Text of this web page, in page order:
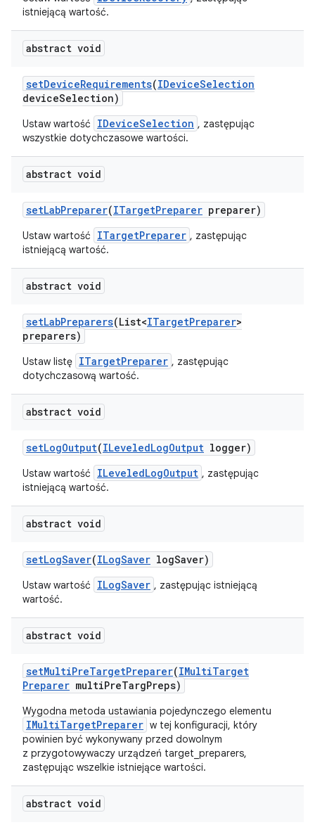
istniejącą wartość.
abstract void
setDeviceRequirements(IDeviceSelection
deviceSelection)
Ustaw wartość IDeviceSelection , zastępując
wszystkie dotychczasowe wartości.
abstract void
setLabPreparer(ITargetPreparer preparer)
Ustaw wartość ITargetPreparer , zastępując
istniejącą wartość.
abstract void
setLabPreparers(List<ITargetPreparer>
preparers)
Ustaw listę ITargetPreparer , zastępując
dotychczasową wartość.
abstract void
setLogOutput(ILeveledLogOutput logger)
Ustaw wartość ILeveledLogOutput , zastępując
istniejącą wartość.
abstract void
setLogSaver(ILogSaver logSaver)
Ustaw wartość ILogSaver , zastępując istniejącą
wartość.
abstract void
setMultiPreTargetPreparer(IMultiTarget
Preparer multiPreTargPreps)
Wygodna metoda ustawiania pojedynczego elementu
IMultiTargetPreparer w tej konfiguracji, który
powinien być wykonywany przed dowolnym
z przygotowywaczy urządzeń target_preparers,
zastępując wszelkie istniejące wartości.
abstract void